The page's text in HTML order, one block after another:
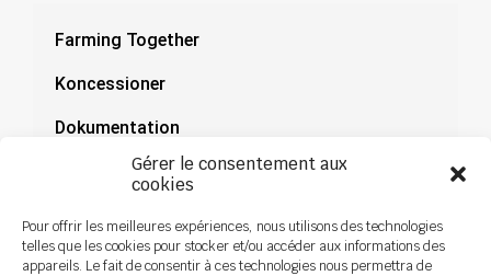
Gérer le consentement aux
cookies
Pour offrir les meilleures expériences, nous utilisons des technologies
telles que les cookies pour stocker et/ou accéder aux informations des
appareils. Le fait de consentir à ces technologies nous permettra de
Farming Together
Koncessioner
Dokumentation